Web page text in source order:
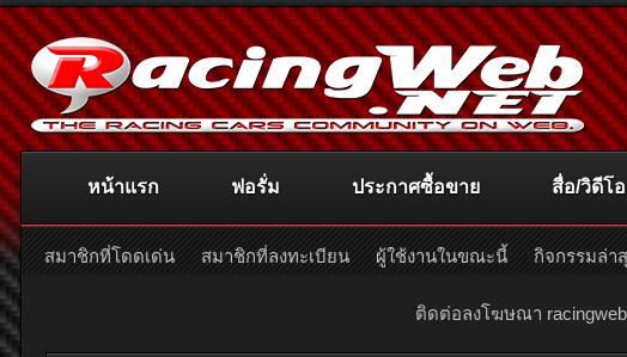
ติดต่อลงโฆษณา
หน้าแรก ฟอรั่ม ประกาศซื้อขาย สื่อ/วิดีโอ
สมาชิกที่โดดเด่น สมาชิกที่ลงทะเบียน ผู้ใช้งานในขณะนี้ กิจกรรมล่า